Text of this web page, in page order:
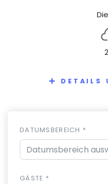
DETAILS
DATUMSBEREICH *
GÄSTE *